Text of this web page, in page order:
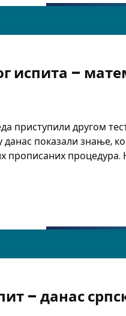
испита –
приступили другом
показали знање,
прописаних
испита –
– данас